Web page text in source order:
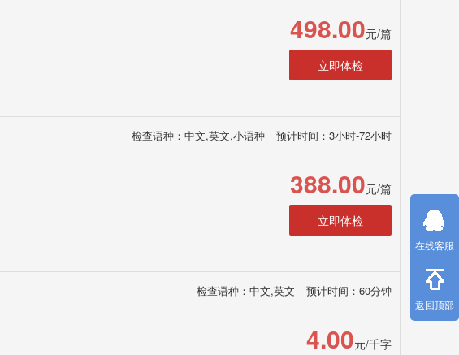
498.00元/篇
立即体检
检查语种：中文,英文,小语种 预计时间：3小时-72小时
388.00元/篇
立即体检
检查语种：中文,英文 预计时间：60分钟
4.00元/千字
在线客服
返回顶部